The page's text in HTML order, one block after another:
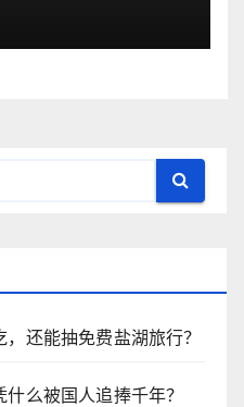
还能抽免费盐湖旅行？
么被国人追捧千年？